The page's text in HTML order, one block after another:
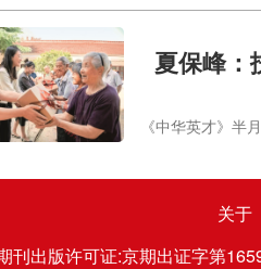
夏保峰：
《中华英才》半
关于
刊出版许可证:京期出证字第